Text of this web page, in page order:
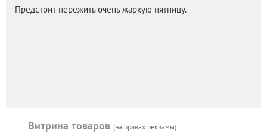
Предстоит пережить очень жаркую пятницу.
Витрина товаров (на правах рекламы)